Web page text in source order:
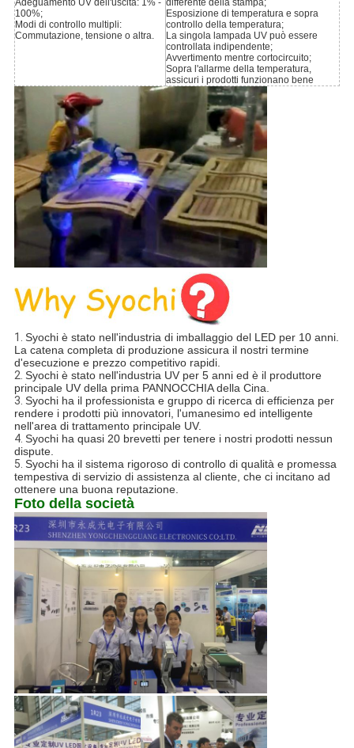
Adeguamento UV dell'uscita: 1% -
100%;
Modi di controllo multipli:
Commutazione, tensione o altra.
differente della stampa;
Esposizione di temperatura e sopra
controllo della temperatura;
La singola lampada UV può essere
controllata indipendente;
Avvertimento mentre cortocircuito;
Sopra l'allarme della temperatura,
assicuri i prodotti funzionano bene
1. Syochi è stato nell'industria di imballaggio del LED per 10 anni.
La catena completa di produzione assicura il nostri termine
d'esecuzione e prezzo competitivo rapidi.
2. Syochi è stato nell'industria UV per 5 anni ed è il produttore
principale UV della prima PANNOCCHIA della Cina.
3. Syochi ha il professionista e gruppo di ricerca di efficienza per
rendere i prodotti più innovatori, l'umanesimo ed intelligente
nell'area di trattamento principale UV.
4. Syochi ha quasi 20 brevetti per tenere i nostri prodotti nessun
dispute.
5. Syochi ha il sistema rigoroso di controllo di qualità e promessa
tempestiva di servizio di assistenza al cliente, che ci incitano ad
ottenere una buona reputazione.
Foto della società